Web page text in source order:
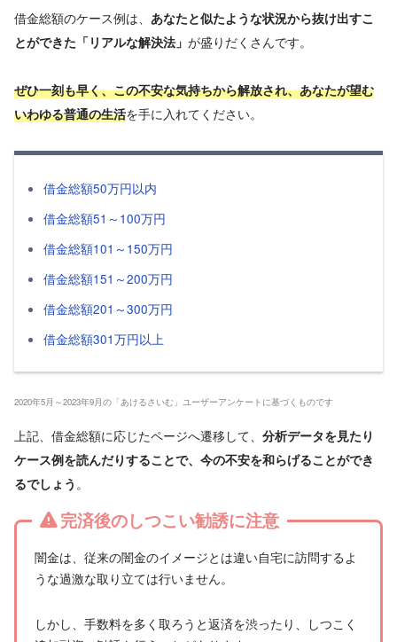
借金総額のケース例は、 あなたと似たような状況から抜け出すこ
とができた「リアルな解決法」 が盛りだくさんです。
ぜひ一刻も早く、この不安な気持ちから解放され、あなたが望む
いわゆる普通の生活を手に入れてください。
借金総額50万円以内
借金総額51～100万円
借金総額101～150万円
借金総額151～200万円
借金総額201～300万円
借金総額301万円以上
2020年5月～2023年9月の「あけるさいむ」ユーザーアンケートに基づくものです
上記、借金総額に応じたページへ遷移して、 分析データを見たり
ケース例を読んだりすることで、今の不安を和らげることができ
るでしょう 。
完済後のしつこい勧誘に注意
闇金は、従来の闇金のイメージとは違い自宅に訪問するよ
うな過激な取り立ては行いません。
しかし、手数料を多く取ろうと返済を渋ったり、しつこく